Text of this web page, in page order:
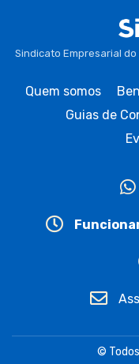
Sindicato Empresarial
Quem somos
Guias de
©